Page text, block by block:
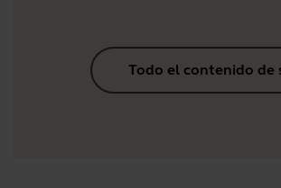
Todo el contenido de